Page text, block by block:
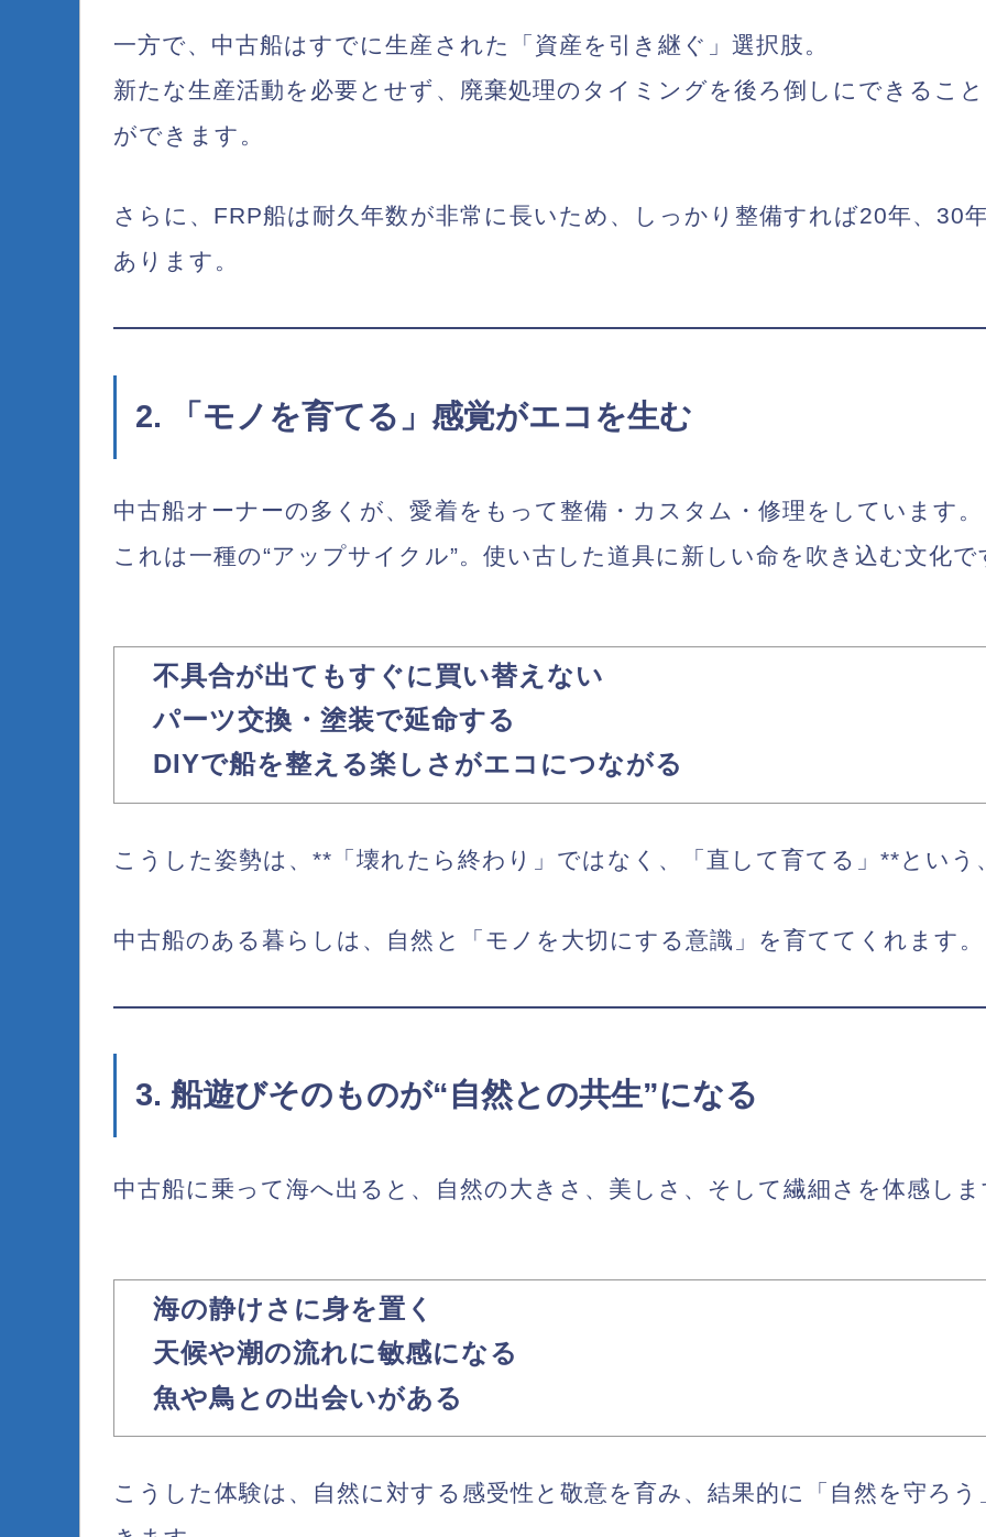
一方で、中古船はすでに生産された「資産を引き継ぐ」選択肢。
新たな生産活動を必要とせず、廃棄処理のタイミングを後ろ倒しにできる こ
ができます。
さらに、FRP船は耐久年数が非常に長いため、
しっかり整備すれば20年、30
あります。
2. 「モノを育てる」感覚がエコを生む
中古船オーナーの多くが、愛着をもって整備・カスタム・修理をしています。
これは一種の“アップサイクル”。使い古した道具に 新しい命を吹き込む文化で
不具合が出てもすぐに買い替えない
パーツ交換・塗装で延命する
DIYで船を整える楽しさがエコにつながる
こうした姿勢は、**「壊れたら終わり」ではなく、「直して育てる」**とい
中古船のある暮らしは、自然と「モノを大切にする意識」を育ててくれます。
3. 船遊びそのものが“自然との共生”になる
中古船に乗って海へ出ると、自然の大きさ、美しさ、そして繊細さを体感し
海の静けさに身を置く
天候や潮の流れに敏感になる
魚や鳥との出会いがある
こうした体験は、 自然に対する感受性と敬意を育み、結果的に「自然を守ろ